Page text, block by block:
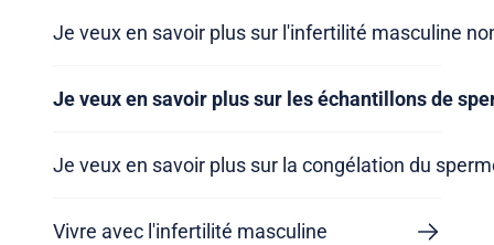
Je veux en savoir plus sur l'infertilité masculine
Je veux en savoir plus sur les échantillons de
Je veux en savoir plus sur la congélation du
Vivre avec l'infertilité masculine